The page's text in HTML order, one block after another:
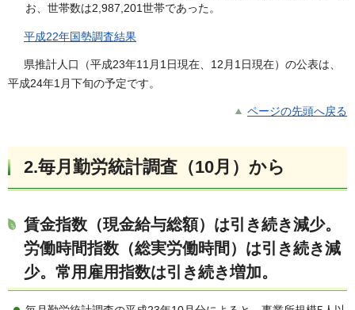
お、世帯数は2,987,201世帯であった。
平成22年国勢調査結果
県推計人口（平成23年11月1日現在、12月1日現在）の公表は、
平成24年1月下旬の予定です。
ページの先頭へ戻る
2.毎月勤労統計調査（10月）から
賃金指数（現金給与総額）は引き続き減少。
労働時間指数（総実労働時間）は引き続き減
少。常用雇用指数は引き続き増加。